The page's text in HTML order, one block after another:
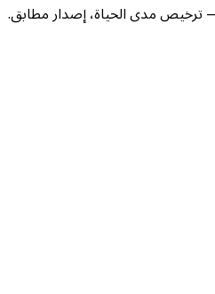
ترخيص مدى الحياة، إصدار مطابق.